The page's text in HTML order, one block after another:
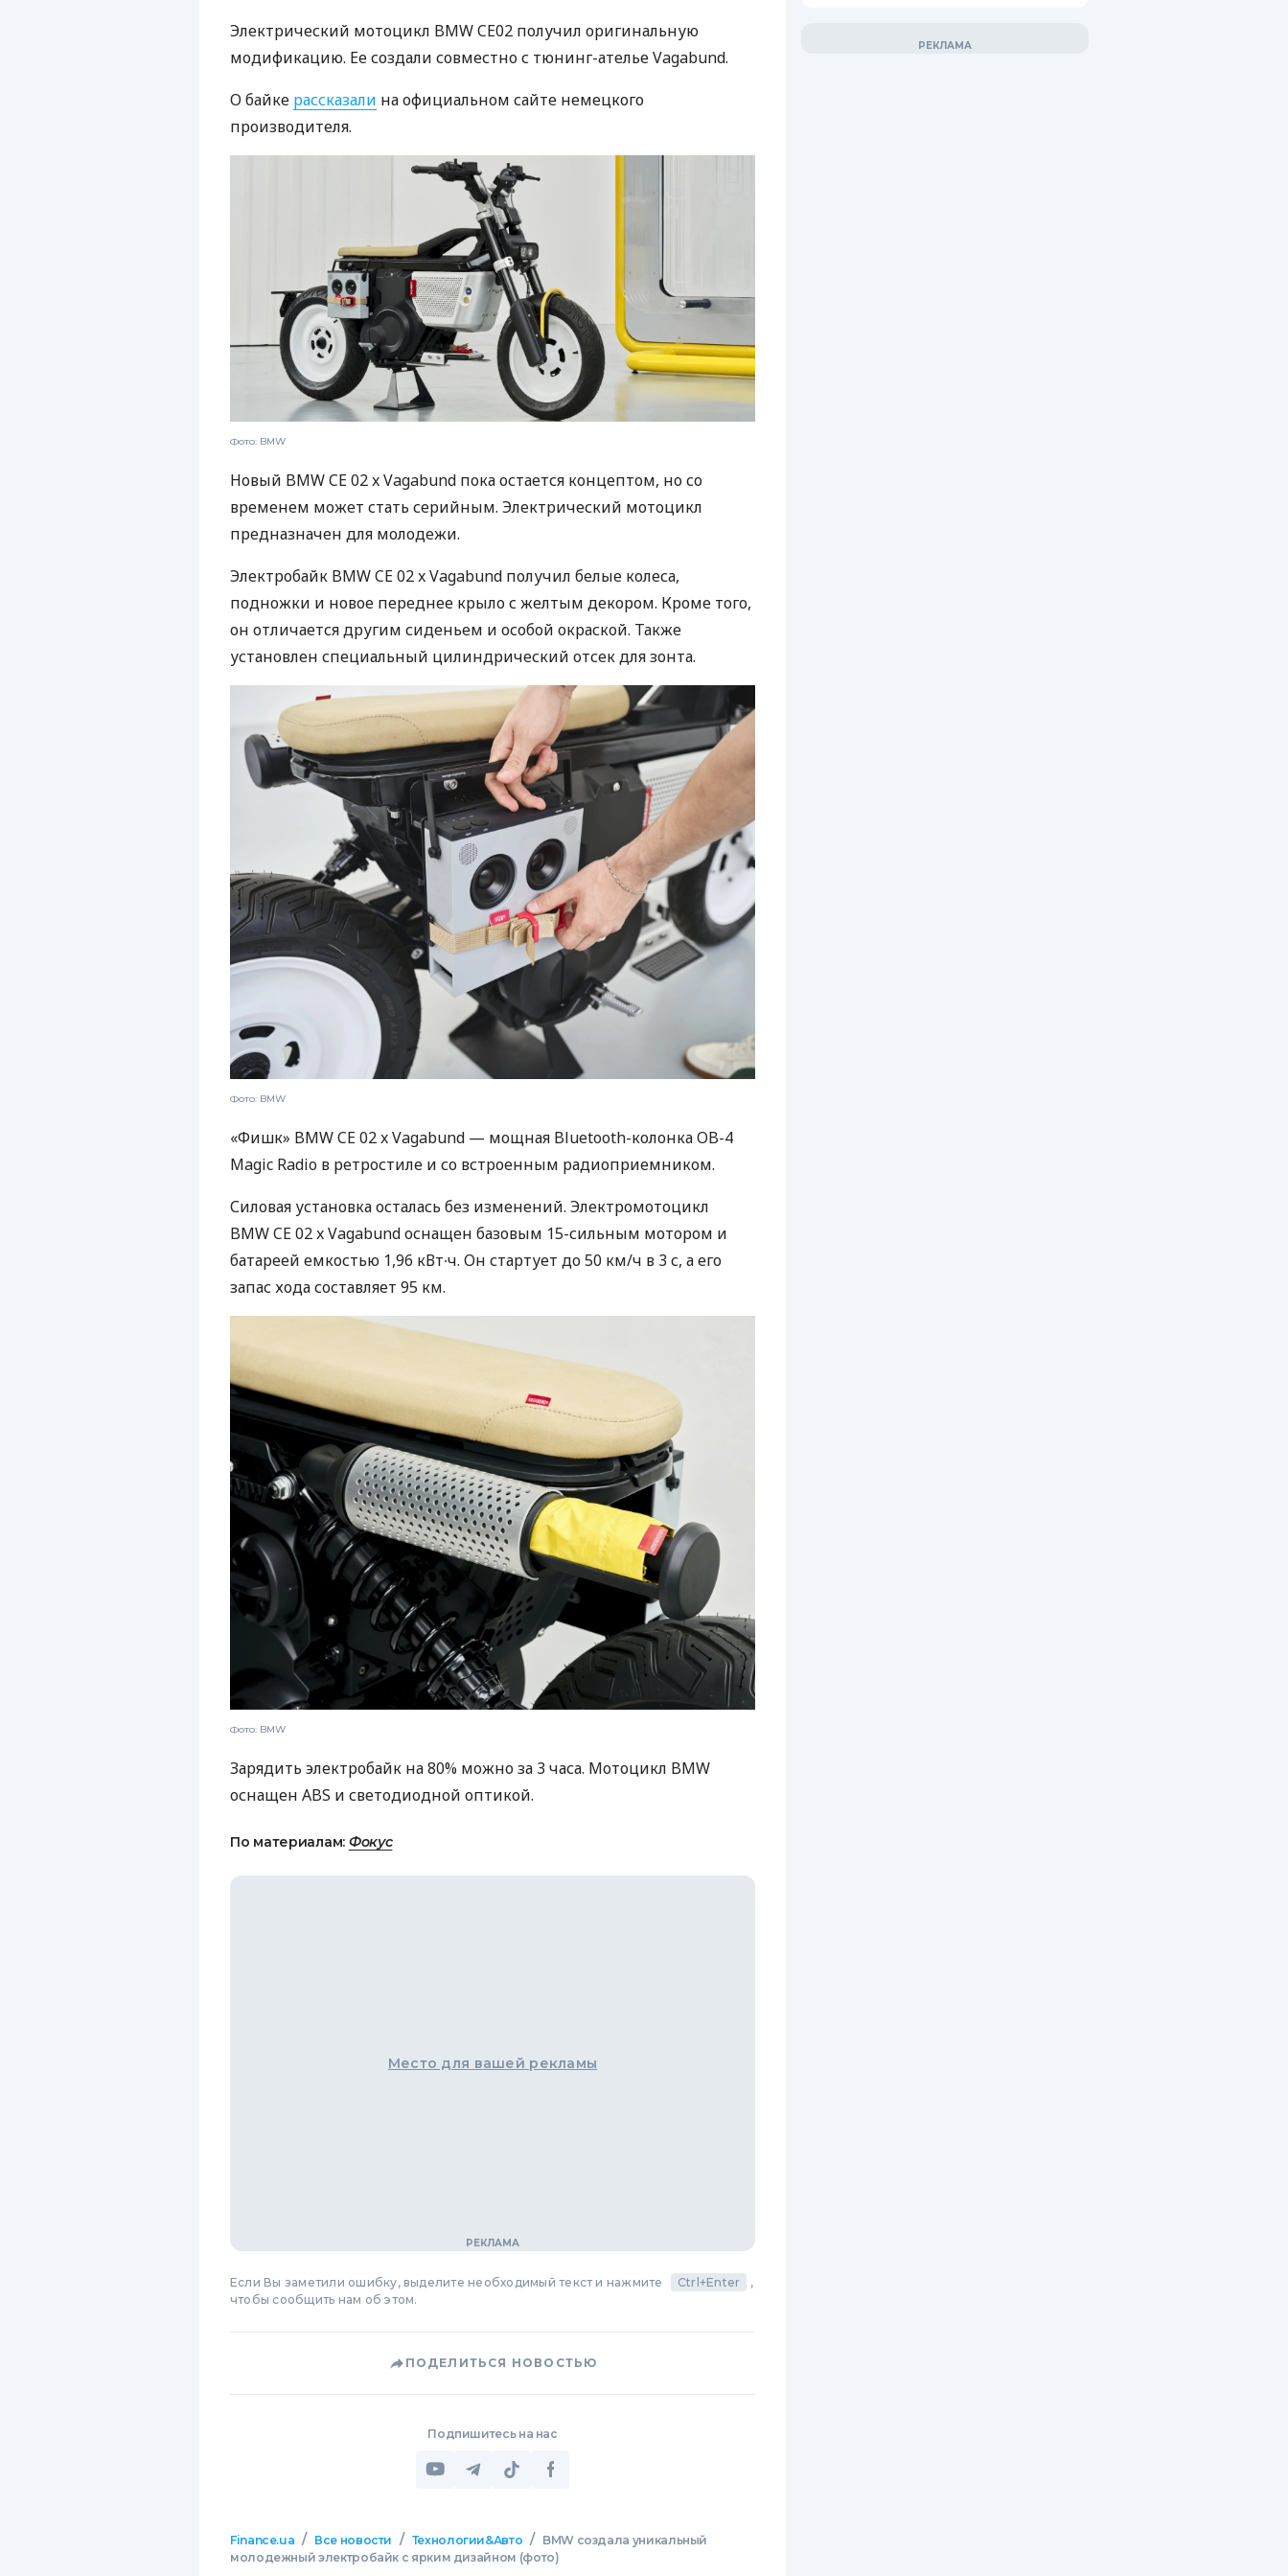
Электрический мотоцикл BMW CE02 получил оригинальную
модификацию. Ее создали совместно с тюнинг-ателье Vagabund.
О байке рассказали на официальном сайте немецкого
производителя.
Фото: BMW
Новый BMW CE 02 x Vagabund пока остается концептом, но со
временем может стать серийным. Электрический мотоцикл
предназначен для молодежи.
Электробайк BMW CE 02 x Vagabund получил белые колеса,
подножки и новое переднее крыло с желтым декором. Кроме того,
он отличается другим сиденьем и особой окраской. Также
установлен специальный цилиндрический отсек для зонта.
Фото: BMW
«Фишк» BMW CE 02 x Vagabund — мощная Bluetooth-колонка OB-4
Magic Radio в ретростиле и со встроенным радиоприемником.
Силовая установка осталась без изменений. Электромотоцикл
BMW CE 02 x Vagabund оснащен базовым 15-сильным мотором и
батареей емкостью 1,96 кВт∙ч. Он стартует до 50 км/ч в 3 с, а его
запас хода составляет 95 км.
Фото: BMW
Зарядить электробайк на 80% можно за 3 часа. Мотоцикл BMW
оснащен ABS и светодиодной оптикой.
По материалам: Фокус
Место для вашей рекламы
Если Вы заметили ошибку, выделите необходимый текст и нажмите Ctrl+Enter
,
чтобы сообщить нам об этом.
ПОДЕЛИТЬСЯ НОВОСТЬЮ
Подпишитесь на нас
Finance.ua / Все новости / Технологии&Авто /
BMW создала уникальный
молодежный электробайк с ярким дизайном (фото)